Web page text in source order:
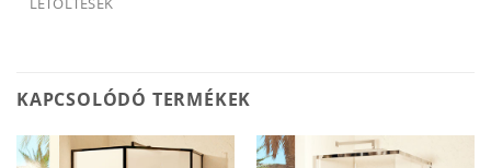
KAPCSOLÓDÓ TERMÉKEK